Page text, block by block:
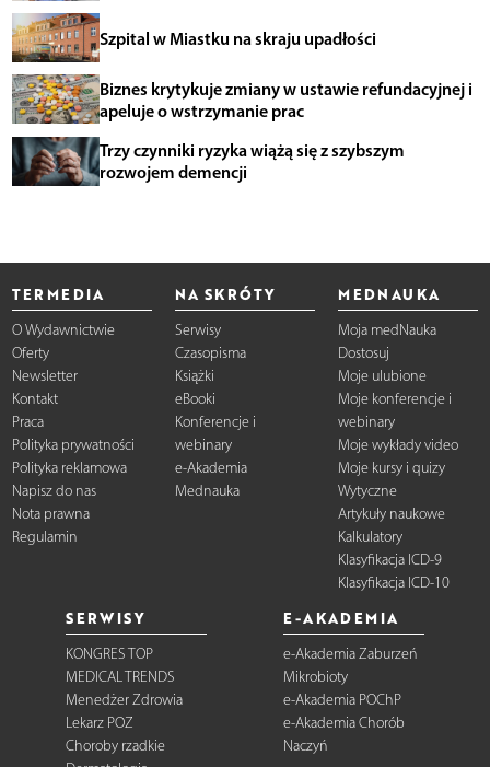
Szpital w Miastku na skraju upadłości
Biznes krytykuje zmiany w ustawie refundacyjnej i
apeluje o wstrzymanie prac
Trzy czynniki ryzyka wiążą się z szybszym
rozwojem demencji
TERMEDIA
O Wydawnictwie
Oferty
Newsletter
Kontakt
Praca
Polityka prywatności
Polityka reklamowa
Napisz do nas
Nota prawna
Regulamin
NA SKRÓTY
Serwisy
Czasopisma
Książki
eBooki
Konferencje i
webinary
e-Akademia
Mednauka
MEDNAUKA
Moja medNauka
Dostosuj
Moje ulubione
Moje konferencje i
webinary
Moje wykłady video
Moje kursy i quizy
Wytyczne
Artykuły naukowe
Kalkulatory
Klasyfikacja ICD-9
Klasyfikacja ICD-10
SERWISY
KONGRES TOP
MEDICAL TRENDS
Menedżer Zdrowia
Lekarz POZ
Choroby rzadkie
E-AKADEMIA
e-Akademia Zaburzeń
Mikrobioty
e-Akademia POChP
e-Akademia Chorób
Naczyń